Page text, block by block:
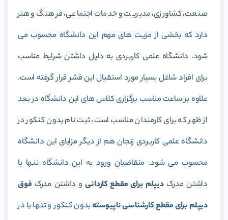
صنعت، کشاورزی، مدیریت و خدمات اجتماعی، فرهنگ و هنر
دارد که بخشی از مزیت های مهم این دانشگاه محسوب می
شود. دانشگاه علمی کاربردی به دلیل داشتن شرایط مناسب
برای افراد شاغل بسیار مورد استقبال این قشر قرار گرفته است.
علاوه بر ساعت مناسب برگزاری کلاس های این دانشگاه در بعد
از ظهر که برای کارمندان مناسب است، ثبت نام بدون کنکور در
دانشگاه علمی کاربردی زنجان هم از دیگر مزایای این دانشگاه
محسوب می شود. متقاضیان ورود به این دانشگاه تنها با
داشتن مدرکدیپلم برای مقطع کاردانیو داشتن مدرک فوق
دیپلم برای مقطع کارشناسی ناپیوستهبدون کنکور و تنها با در